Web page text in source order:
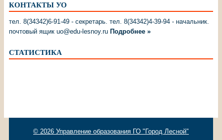
КОНТАКТЫ УО
тел. 8(34342)6-91-49 - секретарь. тел. 8(34342)4-39-94 - начальник.
почтовый ящик uo@edu-lesnoy.ru Подробнее »
СТАТИСТИКА
© 2026 Управление образования ГО "Город Лесной"